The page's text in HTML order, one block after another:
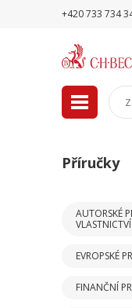
+420 733 734
Příručky
AUTORSKÉ
VLASTNICTVÍ
EVROPSKÉ
FINANČNÍ